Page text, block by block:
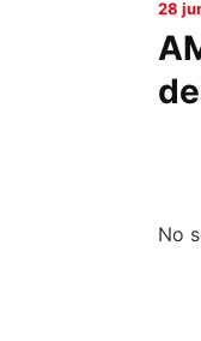
Minerí­a
28
No